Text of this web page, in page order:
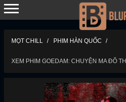
MỌT CHILL PHIM HÀN QUỐC
XEM PHIM GOEDAM: CHUYỆN MA ĐÔ THỊ